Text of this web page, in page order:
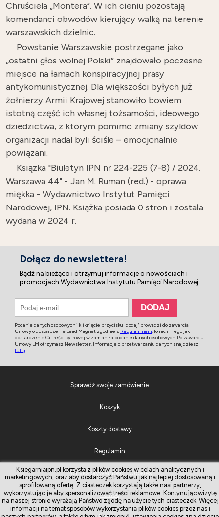
Chruściela „Montera”. W ich cieniu pozostają
komendanci obwodów kierujący walką na terenie
warszawskich dzielnic.
Powstanie Warszawskie postrzegane jako
„ostatni głos wolnej Polski” znajdowało poczesne
miejsce na łamach konspiracyjnej prasy
antykomunistycznej. Dla większości byłych już
żołnierzy Armii Krajowej stanowiło bowiem
istotną część ich własnej tożsamości, ideowego
dziedzictwa, z którym pomimo zmiany szyldów
organizacji nadal byli ściśle – emocjonalnie
powiązani.
Książka "Biuletyn IPN nr 224-225 (7-8) / 2024.
Warszawa 44" - Jan M. Ruman (red.) - oprawa
miękka - Wydawnictwo Instytut Pamięci
Narodowej, IPN. Książka posiada 0 stron i została
wydana w 2024 r.
Dołącz do newslettera!
Bądź na bieżąco i otrzymuj informacje o nowościach i
promocjach Wydawnictwa Instytutu Pamięci Narodowej
Podanie danych osobowych i kliknięcie przycisku 'dodaj' prowadzi do zawarcia
Umowy o dostarczenie Lead Magnet zgodnie z Regulaminem. To nic innego jak
dostarczenie Ci treści cyfrowej w zamian za podanie danych osobowych. Po zawarciu
Umowy LM otrzymasz Newsletter. Informacje o przetwarzaniu danych znajdziesz
tutaj
Sprawdź swoje zamówienie
Koszyk
Koszty dostawy
Regulamin
Polityka prywatności i Cookies
Pomoc
Ksiegarniaipn.pl korzysta z plików cookies w celach analitycznych i
marketingowych, oraz aby dostarczyć Państwu jak najlepiej dostosowaną i
sprofilowaną ofertę. Z ciasteczek korzystają także nasi partnerzy,
wykorzystując je aby spersonalizować treści reklamowe. Kontynując wizytę
na naszej stronie wyrażają Państwo zgodę na użycie tych ciasteczek. Więcej
informacji na temat sposobów wykorzystania plików cookies przez nas i